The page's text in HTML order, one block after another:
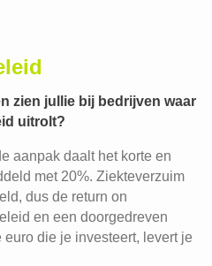
zien jullie bij bedrijven waar
uitrolt?
aanpak daalt het korte en
met 20%. Ziekteverzuim
dus de return on
en een doorgedreven
die je investeert, levert je